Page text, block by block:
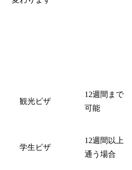
観光ビザ
12週間まで
可能
学生ビザ
12週間以上
通う場合